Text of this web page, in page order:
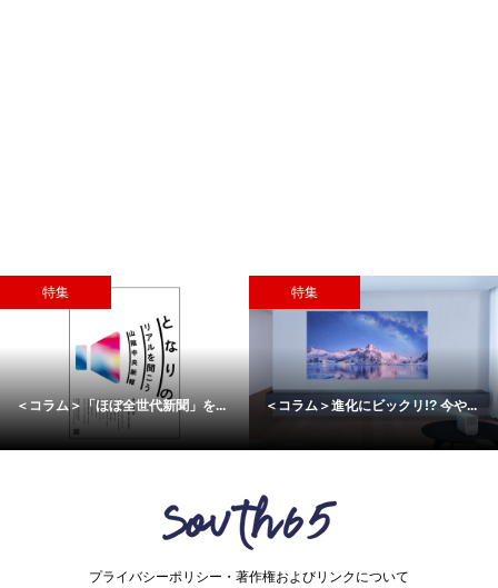
!? 今や...
特集
横浜みなとみらいの体験型エンタ...
おすすめ
新しいエストニアの魅力
プライバシーポリシー・著作権およびリンクについて